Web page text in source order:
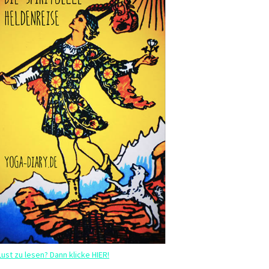
zu lesen? Dann klicke HIER!